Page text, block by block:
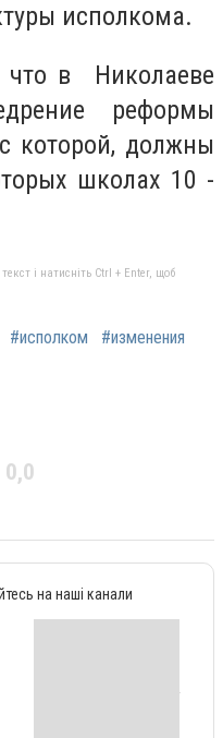
исполкома.
что в
Николаеве
реформы
которой, должны
школах 10 -
і натисніть Ctrl + Enter, щоб
#исполком #изменения
0,0
на наші канали